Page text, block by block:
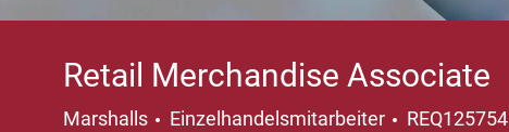
Retail Merchandise Associate
Marshalls Kategorie
Einzelhandelsmitarbeiter REQ125754